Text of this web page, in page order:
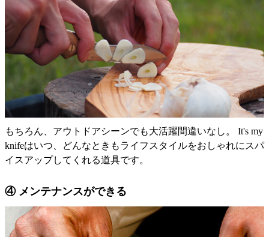
もちろん、アウトドアシーンでも大活躍間違いなし。 It's my
knifeはいつ、どんなときもライフスタイルをおしゃれにスパ
イスアップしてくれる道具です。
④ メンテナンスができる